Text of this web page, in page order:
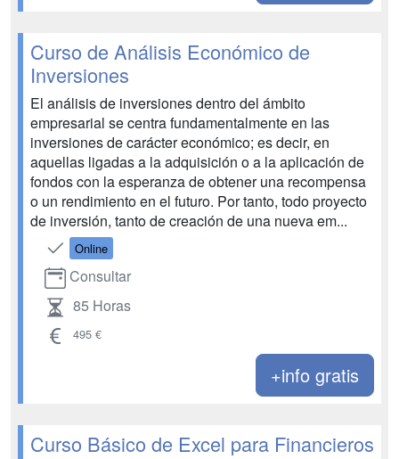
Curso de Análisis Económico de
Inversiones
El análisis de inversiones dentro del ámbito
empresarial se centra fundamentalmente en las
inversiones de carácter económico; es decir, en
aquellas ligadas a la adquisición o a la aplicación de
fondos con la esperanza de obtener una recompensa
o un rendimiento en el futuro. Por tanto, todo proyecto
de inversión, tanto de creación de una nueva em...
Online
Consultar
85 Horas
495 €
+info gratis
Curso Básico de Excel para Financieros